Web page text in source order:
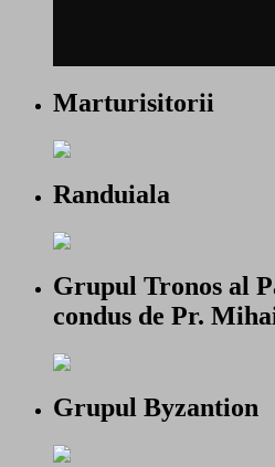
Marturisitorii
Randuiala
Grupul Tronos al
condus de Pr.
Grupul Byzantion